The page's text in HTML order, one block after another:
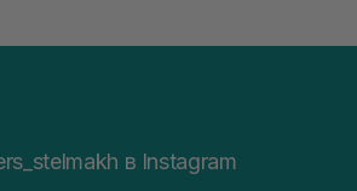
в Instagram